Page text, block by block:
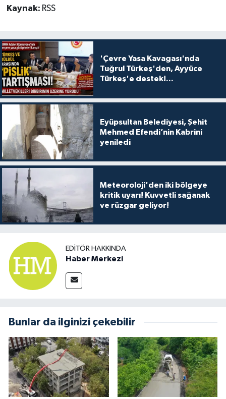
Kaynak: RSS
'Çevre Yasa Kavagası'nda
Tuğrul Türkeş'den, Ayyüce
Türkeş'e destek!...
Eyüpsultan Belediyesi, Şehit
Mehmed Efendi’nin Kabrini
yeniledi
Meteoroloji'den iki bölgeye
kritik uyarı! Kuvvetli sağanak
ve rüzgar geliyor!
EDITÖR HAKKINDA
Haber Merkezi
Bunlar da ilginizi çekebilir